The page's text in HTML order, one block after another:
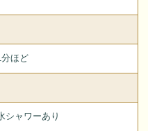
ほど
シャワーあり